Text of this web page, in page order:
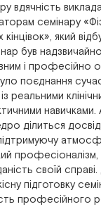
вдячність
семінару
кінцівок», який
був
і професійно
поєднання
реальними
ділиться
професіоналізм,
своїй
підготовку
професійного